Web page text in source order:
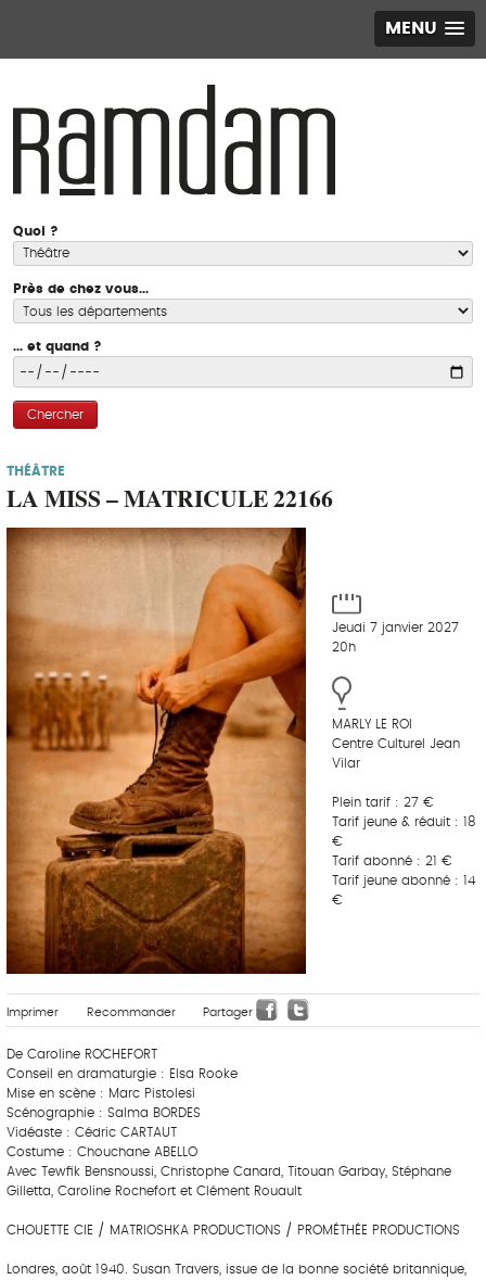
MENU
Quoi ?
Près de chez vous...
... et quand ?
Chercher
THÉÂTRE
LA MISS – MATRICULE 22166
Jeudi 7 janvier 2027
20h
MARLY LE ROI
Centre Culturel Jean
Vilar
Plein tarif : 27 €
Tarif jeune & réduit : 18
€
Tarif abonné : 21 €
Tarif jeune abonné : 14
€
Imprimer Recommander Partager
De Caroline ROCHEFORT
Conseil en dramaturgie : Elsa Rooke
Mise en scène : Marc Pistolesi
Scénographie : Salma BORDES
Vidéaste : Cédric CARTAUT
Costume : Chouchane ABELLO
Avec Tewfik Bensnoussi, Christophe Canard, Titouan Garbay, Stéphane
Gilletta, Caroline Rochefort et Clément Rouault
CHOUETTE CIE / MATRIOSHKA PRODUCTIONS / PROMÉTHÉE PRODUCTIONS
Londres, août 1940. Susan Travers, issue de la bonne société britannique,